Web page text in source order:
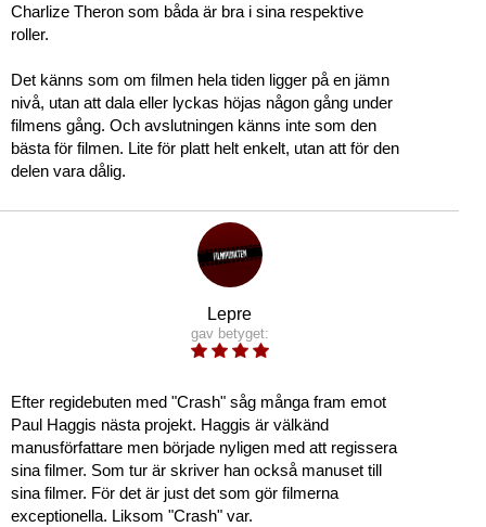
Charlize Theron som båda är bra i sina respektive
roller.
Det känns som om filmen hela tiden ligger på en jämn
nivå, utan att dala eller lyckas höjas någon gång under
filmens gång. Och avslutningen känns inte som den
bästa för filmen. Lite för platt helt enkelt, utan att för den
delen vara dålig.
Lepre
gav betyget:
Efter regidebuten med "Crash" såg många fram emot
Paul Haggis nästa projekt. Haggis är välkänd
manusförfattare men började nyligen med att regissera
sina filmer. Som tur är skriver han också manuset till
sina filmer. För det är just det som gör filmerna
exceptionella. Liksom "Crash" var.